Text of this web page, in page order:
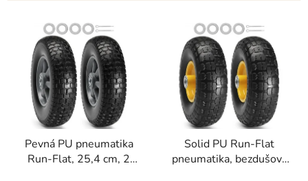
Pevná PU pneumatika
Run-Flat, 25,4 cm, 2
Solid PU Run-Flat
pneumatika, bezdušová